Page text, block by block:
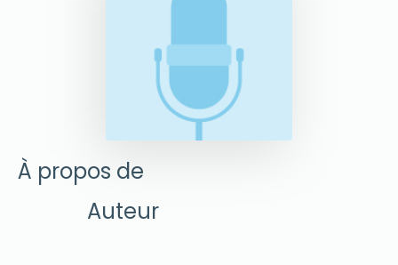
À propos de
Auteur